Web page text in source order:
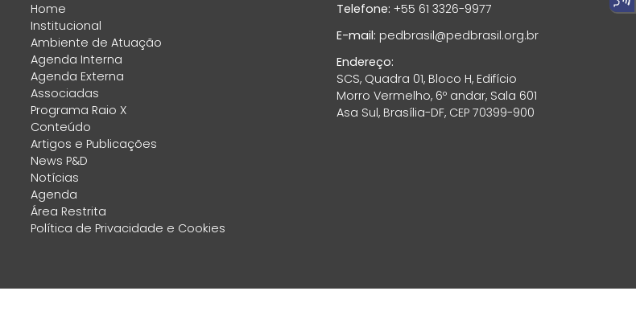
Home
Institucional
Ambiente de Atuação
Agenda Interna
Agenda Externa
Associadas
Programa Raio X
Conteúdo
Artigos e Publicações
News P&D
Notícias
Agenda
Área Restrita
Política de Privacidade e Cookies
Telefone: +55 61 3326-9977
E-mail: pedbrasil@pedbrasil.org.br
Endereço:
SCS, Quadra 01, Bloco H, Edifício
Morro Vermelho, 6º andar, Sala 601
Asa Sul, Brasília-DF, CEP 70399-900